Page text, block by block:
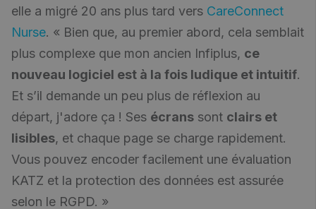
elle a migré 20 ans plus tard vers CareConnect
Nurse. « Bien que, au premier abord, cela semblait
plus complexe que mon ancien Infiplus, ce
nouveau logiciel est à la fois ludique et intuitif.
Et s’il demande un peu plus de réflexion au
départ, j'adore ça ! Ses écrans sont clairs et
lisibles, et chaque page se charge rapidement.
Vous pouvez encoder facilement une évaluation
KATZ et la protection des données est assurée
selon le RGPD. »